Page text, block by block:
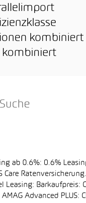
kombiniert
kombiniert
ab 0.6%: 0.6%
Care
Leasing: Barkaufpreis:
Advanced PLUS: